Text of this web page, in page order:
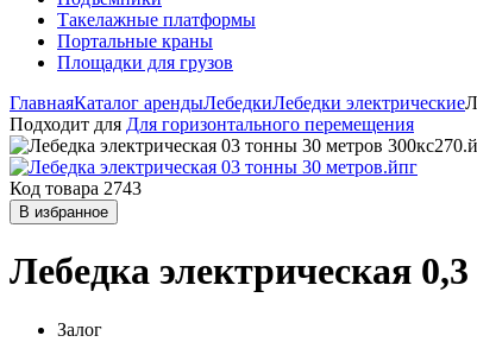
Такелажные платформы
Портальные краны
Площадки для грузов
ГлавнаяКаталог арендыЛебедкиЛебедки электрические
Подходит для Для горизонтального перемещения
Код товара 2743
В избранное
Лебедка электрическая
Залог